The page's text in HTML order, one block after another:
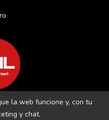
la web funcione y, con tu
y chat.
MOLL, 18 · 07703 MAÓ-